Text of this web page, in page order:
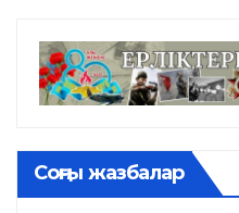
Соңғы жазбалар